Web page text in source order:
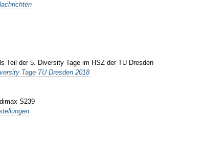
Teil der 5. Diversity Tage im HSZ der TU Dresden
Tage TU Dresden 2018
S239